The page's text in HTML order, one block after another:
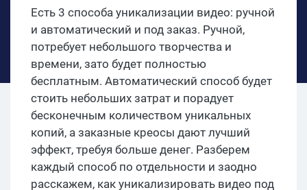
Есть 3 способа уникализации видео: ручной
и автоматический и под заказ. Ручной,
потребует небольшого творчества и
времени, зато будет полностью
бесплатным. Автоматический способ будет
стоить небольших затрат и порадует
бесконечным количеством уникальных
копий, а заказные креосы дают лучший
эффект, требуя больше денег. Разберем
каждый способ по отдельности и заодно
расскажем, как уникализировать видео под